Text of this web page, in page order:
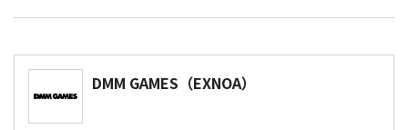
DMM GAMES（EXNOA）